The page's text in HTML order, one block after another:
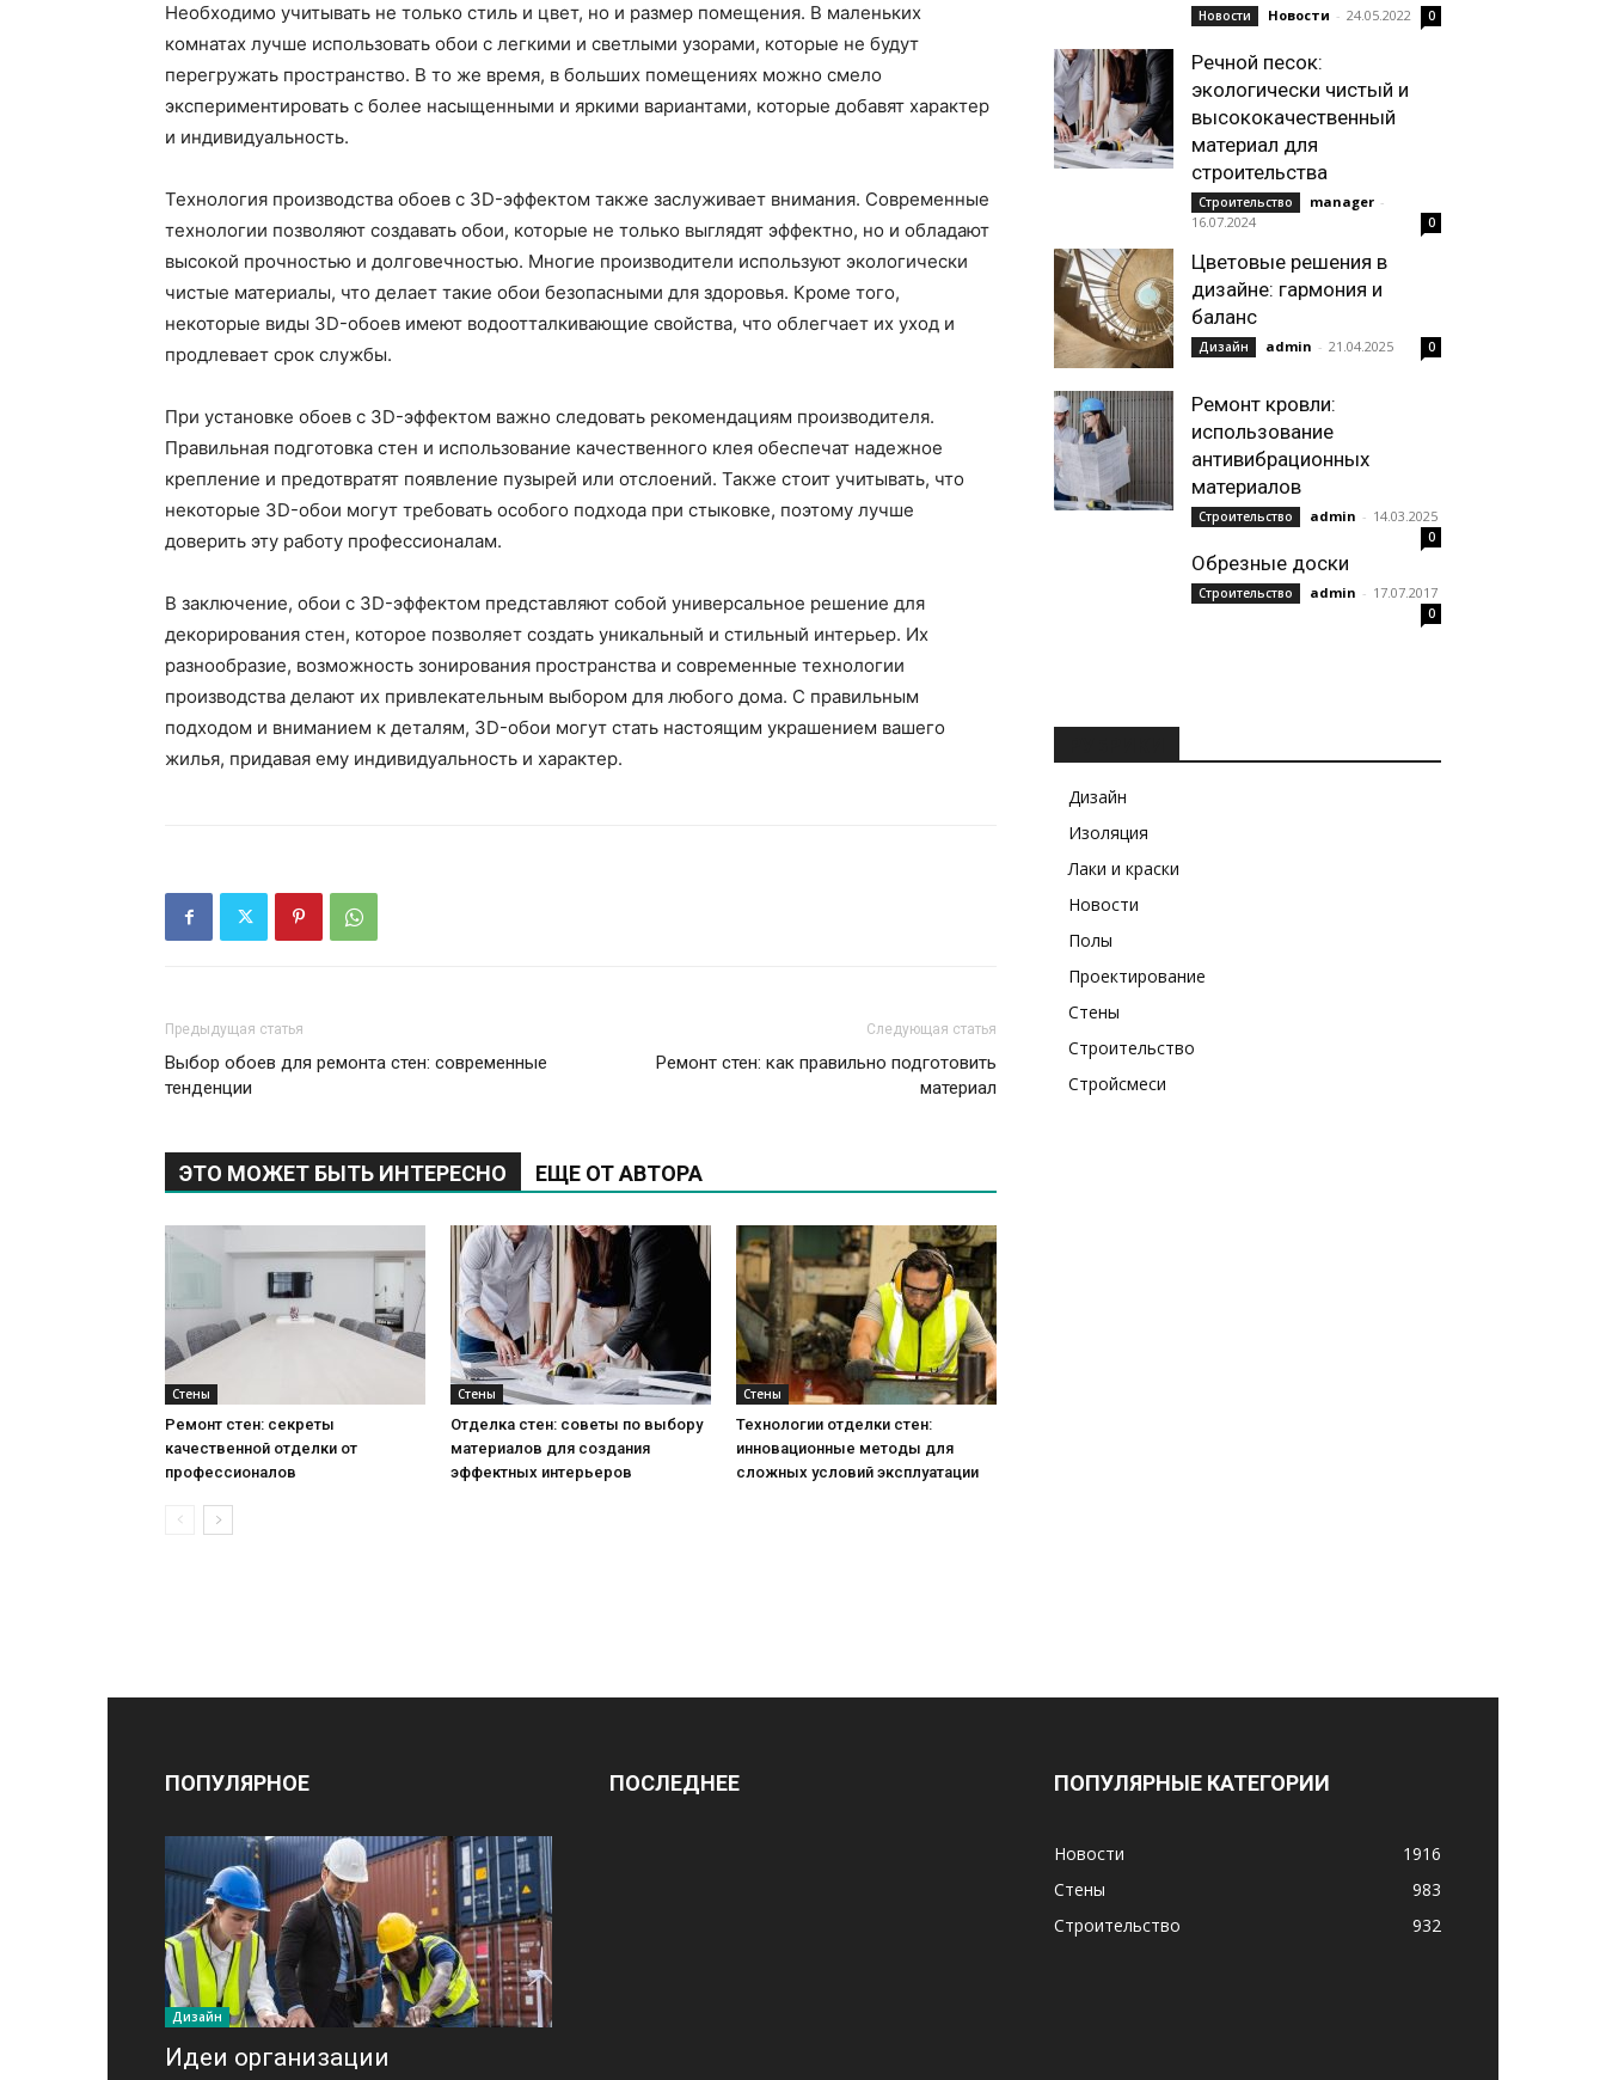
Необходимо учитывать не только стиль и цвет, но и размер помещения. В маленьких
комнатах лучше использовать обои с легкими и светлыми узорами, которые не будут
перегружать пространство. В то же время, в больших помещениях можно смело
экспериментировать с более насыщенными и яркими вариантами, которые добавят характер
и индивидуальность.
Технология производства обоев с 3D-эффектом также заслуживает внимания. Современные
технологии позволяют создавать обои, которые не только выглядят эффектно, но и обладают
высокой прочностью и долговечностью. Многие производители используют экологически
чистые материалы, что делает такие обои безопасными для здоровья. Кроме того,
некоторые виды 3D-обоев имеют водоотталкивающие свойства, что облегчает их уход и
продлевает срок службы.
При установке обоев с 3D-эффектом важно следовать рекомендациям производителя.
Правильная подготовка стен и использование качественного клея обеспечат надежное
крепление и предотвратят появление пузырей или отслоений. Также стоит учитывать, что
некоторые 3D-обои могут требовать особого подхода при стыковке, поэтому лучше
доверить эту работу профессионалам.
В заключение, обои с 3D-эффектом представляют собой универсальное решение для
декорирования стен, которое позволяет создать уникальный и стильный интерьер. Их
разнообразие, возможность зонирования пространства и современные технологии
производства делают их привлекательным выбором для любого дома. С правильным
подходом и вниманием к деталям, 3D-обои могут стать настоящим украшением вашего
жилья, придавая ему индивидуальность и характер.
Предыдущая статья
Выбор обоев для ремонта стен: современные
тенденции
Следующая статья
Ремонт стен: как правильно подготовить
материал
ЭТО МОЖЕТ БЫТЬ ИНТЕРЕСНО ЕЩЕ ОТ АВТОРА
Стены
Ремонт стен: секреты
качественной отделки от
профессионалов
Стены
Отделка стен: советы по выбору
материалов для создания
эффектных интерьеров
Стены
Технологии отделки стен:
инновационные методы для
сложных условий эксплуатации
Новости Новости - 24.05.2022 0
Речной песок:
экологически чистый и
высококачественный
материал для
строительства
Строительство manager -
16.07.2024
0
Цветовые решения в
дизайне: гармония и
баланс
Дизайн admin - 21.04.2025 0
Ремонт кровли:
использование
антивибрационных
материалов
Строительство admin - 14.03.2025
0
Обрезные доски
Строительство admin - 17.07.2017
0
Дизайн
Изоляция
Лаки и краски
Новости
Полы
Проектирование
Стены
Строительство
Стройсмеси
ПОПУЛЯРНОЕ
Дизайн
Идеи организации
ПОСЛЕДНЕЕ ПОПУЛЯРНЫЕ КАТЕГОРИИ
Новости
1916
Стены
983
Строительство
932